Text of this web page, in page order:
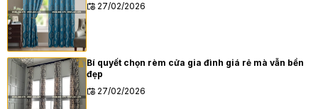
27/02/2026
Bí quyết chọn rèm cửa gia đình giá rẻ mà vẫn bền
đẹp
27/02/2026